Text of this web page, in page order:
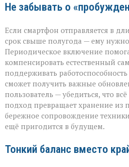
Не забывать о
Если смартфон отправляется в
срок свыше полугода — ему
Периодическое включение
компенсировать естественный
поддерживать
сможет получить важные
пользователь — убедиться, что
подход превращает хранение из
бережное сопровождение
ещё пригодится в будущем.
Тонкий баланс вместо